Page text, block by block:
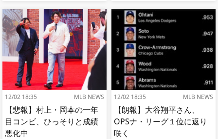
12/02 18:35 MLB NEWS
【悲報】村上・岡本の一年
目コンビ、ひっそりと成績
悪化中
12/02 18:35 MLB NEWS
【朗報】大谷翔平さん、
OPSナ・リーグ１位に返り
咲く